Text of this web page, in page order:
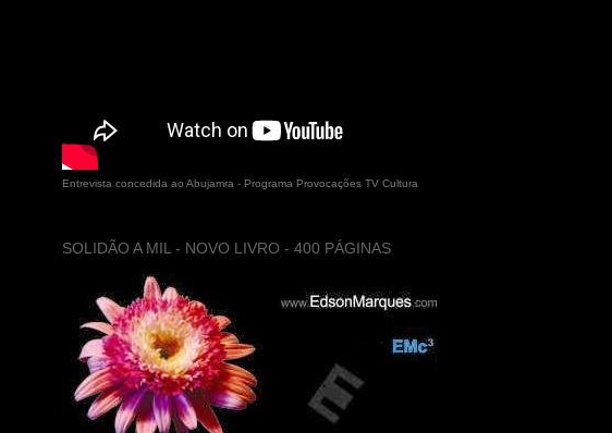
Entrevista concedida ao Abujamra - Programa Provocações TV Cultura
SOLIDÃO A MIL - NOVO LIVRO - 400 PÁGINAS